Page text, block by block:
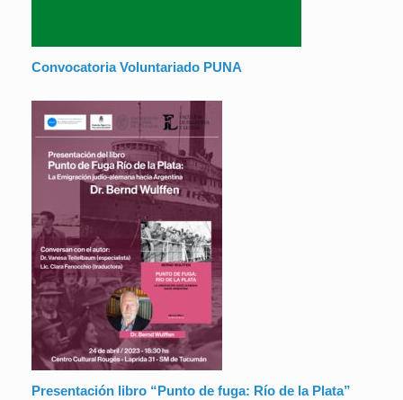
Convocatoria Voluntariado PUNA
Presentación libro “Punto de fuga: Río de la Plata”